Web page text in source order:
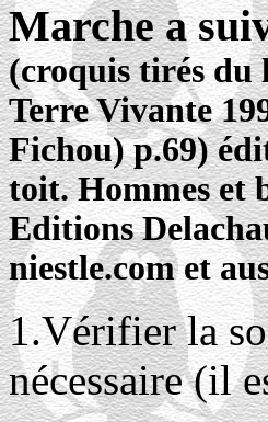
Marche a
(croquis tirés
Terre Vivante
Fichou) p.69)
toit. Hommes et
Editions
niestle.com et
1.Vérifier la
nécessaire (il